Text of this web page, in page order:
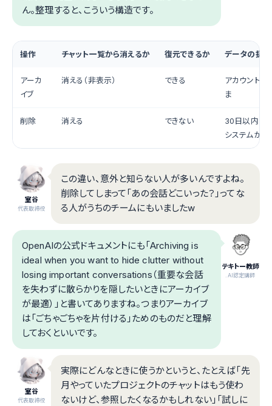
ん。整理すると、こういう構造です。
操作 チャット一覧から消えるか 復元できるか データの扱い
アーカ
イブ
消える（非表示） できる
アカウントに
ま
削除 消える できない
30日以内に
システムから
室谷
代表取締役
この違い、意外と知らない人が多いんですよね。
削除してしまって「あの会話どこいった？」ってな
る人がうちのチームにもいましたw
テキトー教師
.AI認定講師
OpenAIの公式ドキュメントにも「Archiving is
ideal when you want to hide clutter without
losing important conversations（重要な会話
を失わずに散らかりを隠したいときにアーカイブ
が最適）」と書いてありますね。つまりアーカイブ
は「ごちゃごちゃを片付ける」ためのものだと理解
しておくといいです。
室谷
代表取締役
実際にどんなときに使うかというと、たとえば「先
月やっていたプロジェクトのチャットはもう使わ
ないけど、参照したくなるかもしれない」「試しに